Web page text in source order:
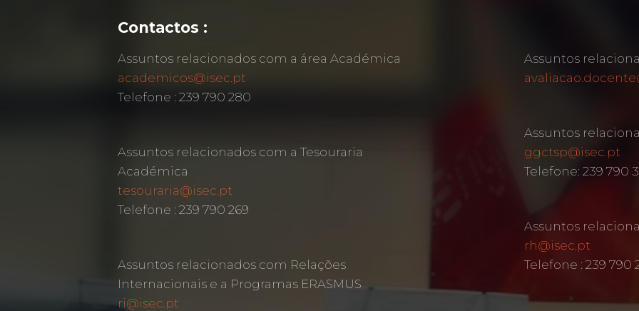
Contactos :
Assuntos relacionados com a área Académica
academicos@isec.pt
Telefone : 239 790 280
Assuntos relacionados com a Tesouraria
Académica
tesouraria@isec.pt
Telefone : 239 790 269
Assuntos relacionados com Relações
Internacionais e a Programas ERASMUS
ri@isec.pt
Assuntos
Assuntos
ggctsp@isec.pt
Telefone: 239 790
Assuntos
rh@isec.pt
Telefone : 239 790